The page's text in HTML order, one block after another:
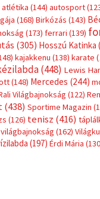
atlétika (144) autosport
(168) Birkózás (143)
(173) ferrari (139)
(305) Hosszú Katinka
kajakkenu (138) karate
(448) Lewis
(148) Mercedes (244)
Világbajnokság (122)
(438) Sportime Magazin
(126) tenisz (416)
világbajnokság (162)
(197) Érdi Mária